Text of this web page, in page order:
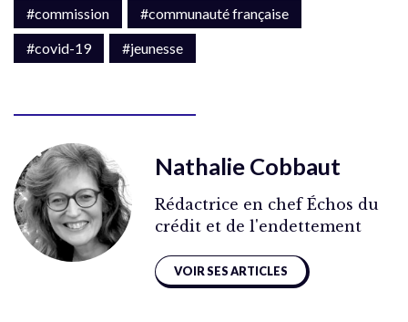
#commission
#communauté française
#covid-19
#jeunesse
Nathalie Cobbaut
Rédactrice en chef Échos du
crédit et de l'endettement
VOIR SES ARTICLES